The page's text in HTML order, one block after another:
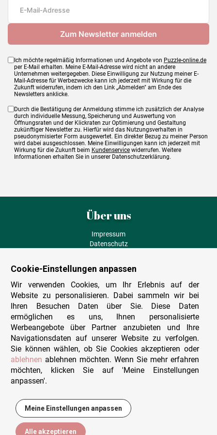
12,95 €
Ich möchte regelmäßig Informationen und Angebote von Puzzle-online.de
per E-Mail erhalten. Meine E-Mail-Adresse wird nicht an andere
Unternehmen weitergegeben. Diese Einwilligung zur Nutzung meiner E-
Mail-Adresse für Werbezwecke kann ich jederzeit mit Wirkung für die
Zukunft widerrufen, indem ich den Link „Abmelden" am Ende des
Newsletters anklicke.
Durch die Bestätigung der Anmeldung stimme ich zusätzlich der Analyse
durch individuelle Messung, Speicherung und Auswertung von
Öffnungsraten und der Klickraten zur Optimierung und Gestaltung
zukünftiger Newsletter zu. Hierfür wird das Nutzungsverhalten in
pseudonymisierter Form ausgewertet. Ein direkter Bezug zu meiner Person
wird dabei ausgeschlossen. Meine Einwilligungen kann ich jederzeit mit
Wirkung für die Zukunft beim Kundenservice widerrufen. Weitere
Informationen erhalten Sie in unserer Datenschutzerklärung.
Über uns
Impressum
Datenschutz
Versand und Lieferung
Zahlungsarten
Herstellungsland
Widerruf
Sitemap
Beratung & Support
Wir sind persönlich erreichbar
+49 (0)341 4912 210
Kontakt-Formular
Cookie-Einstellungen anpassen
Wir verwenden Cookies, um Ihr Erlebnis auf der
Website zu personalisieren. Dabei sammeln wir bei
Ihren Besuchen Daten über Sie. Diese Daten
ermöglichen es uns, Ihnen personalisierte
Werbeangebote über Partner anzubieten und Ihre
Navigationsdaten auf unserer Website zu verfolgen.
Sie können wählen, ob Sie Cookies akzeptieren oder
ablehnen ablehnen möchten. Wenn Sie mehr erfahren
möchten, klicken Sie auf 'Meine Einstellungen
anpassen'.
Meine Einstellungen anpassen
Alle akzeptieren